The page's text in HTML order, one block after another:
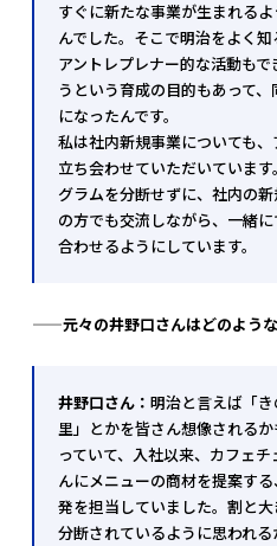
すぐに新たな事業が生まれる
んでした。そこで明治をよく知
アントレプレナー的な活動も
うという育成の目的もあって
になったんです。
私は社内新規事業についても
立ち会わせていただいていま
グラムを分断せずに、社内の
の方でも交流しながら、一緒
合わせるようにしています。
——元々の井野口さんはどのよう
井野口さん： 明治と言えば「
里」とかを皆さん想像される
っていて、入社以来、カフェ
んにメニューの商材を提案す
発を担当していました。割と
分断されているように思われ